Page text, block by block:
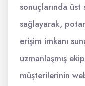
sonuçlarında üst
sağlayarak,
erişim imkanı
uzmanlaşmış
müşterilerinin